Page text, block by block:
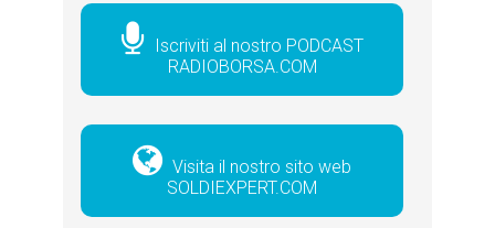
Iscriviti al nostro PODCAST
RADIOBORSA.COM
Visita il nostro sito web
SOLDIEXPERT.COM